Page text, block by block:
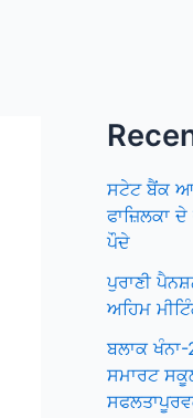
ਸਟੇਟ ਬੈਂਕ
ਫਾਜ਼ਿਲਕਾ
ਪੌਦੇ
ਪੁਰਾਣੀ
ਅਹਿਮ
ਬਲਾਕ
ਸਮਾਰਟ